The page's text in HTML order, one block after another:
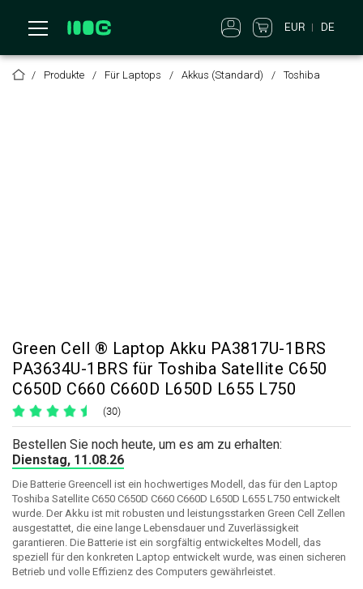
EUR DE
Produkte Für Laptops Akkus (Standard) Toshiba
Green Cell ® Laptop Akku PA3817U-1BRS
PA3634U-1BRS für Toshiba Satellite C650
C650D C660 C660D L650D L655 L750
(30)
Bestellen Sie noch heute, um es am zu erhalten:
Dienstag, 11.08.26
Die Batterie Greencell ist ein hochwertiges Modell, das für den Laptop
Toshiba Satellite C650 C650D C660 C660D L650D L655 L750 entwickelt
wurde. Der Akku ist mit robusten und leistungsstarken Green Cell Zellen
ausgestattet, die eine lange Lebensdauer und Zuverlässigkeit
garantieren. Die Batterie ist ein sorgfältig entwickeltes Modell, das
speziell für den konkreten Laptop entwickelt wurde, was einen sicheren
Betrieb und volle Effizienz des Computers gewährleistet.